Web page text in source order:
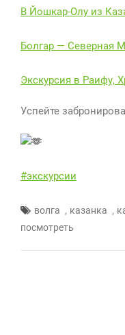
В Йошкар-Олу из
Болгар — Северная
Экскурсия в Раифу,
Успейте
#экскурсии
волга , казанка ,
посмотреть